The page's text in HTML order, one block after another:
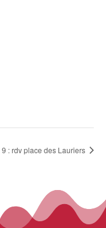
9 : rdv place des Lauriers